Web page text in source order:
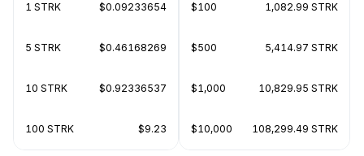
1 STRK $0.09233654
5 STRK $0.46168269
10 STRK $0.92336537
100 STRK $9.23
$100 1,082.99 STRK
$500 5,414.97 STRK
$1,000 10,829.95 STRK
$10,000 108,299.49 STRK